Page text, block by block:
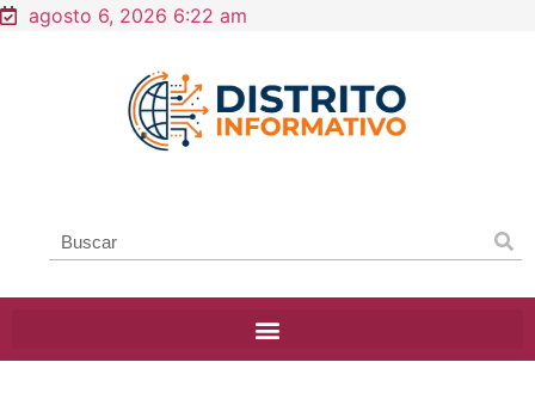
agosto 6, 2026 6:22 am